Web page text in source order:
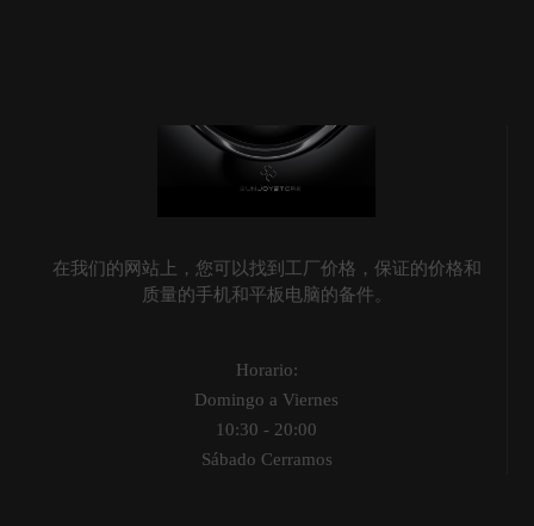
在我们的网站上，您可以找到工厂价格，保证的价格和
质量的手机和平板电脑的备件。
Horario:
Domingo a Viernes
10:30 - 20:00
Sábado Cerramos